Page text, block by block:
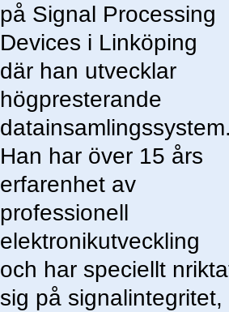
på Signal Processing
Devices i Linköping
där han utvecklar
högpresterande
Han har över 15 års
erfarenhet av
professionell
elektronikutveckling
och har speciellt
sig på signalintegritet,